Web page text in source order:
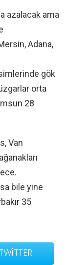
azalacak ama
Adana,
gök
orta
28
Van
bile yine
35
TWITTER